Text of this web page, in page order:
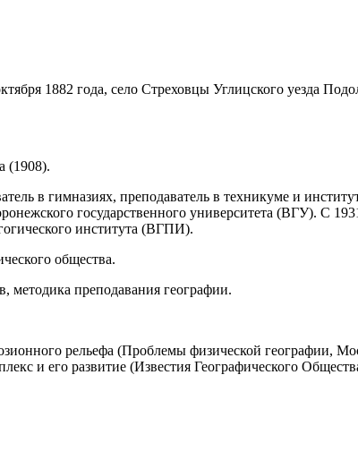
1882 года, село Стреховцы Углицского уезда
(1908).
в гимназиях, преподаватель в техникуме и
государственного университета (ВГУ). С
института (ВГПИ).
общества.
методика преподавания географии.
рельефа (Проблемы физической географии,
и его развитие (Известия Географического